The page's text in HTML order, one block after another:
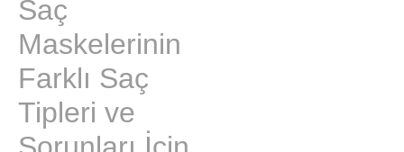
Saç
Maskelerinin
Farklı Saç
Tipleri ve